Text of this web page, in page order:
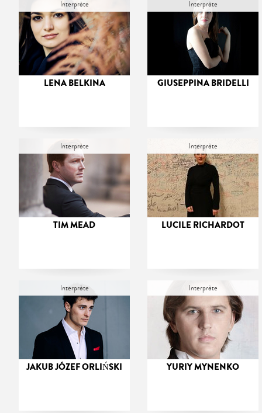
Interprète
LENA BELKINA
Interprète
GIUSEPPINA BRIDELLI
Interprète
TIM MEAD
Interprète
LUCILE RICHARDOT
Interprète
JAKUB JÓZEF ORLIŃSKI
Interprète
YURIY MYNENKO